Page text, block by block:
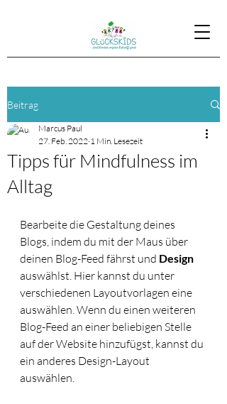
Beitrag
Tipps für Mindfulness im
Alltag
Marcus Paul
27. Feb. 2022 1 Min. Lesezeit
Bearbeite die Gestaltung deines
Blogs, indem du mit der Maus über
deinen Blog-Feed fährst und Design
auswählst. Hier kannst du unter
verschiedenen Layoutvorlagen eine
auswählen. Wenn du einen weiteren
Blog-Feed an einer beliebigen Stelle
auf der Website hinzufügst, kannst du
ein anderes Design-Layout
auswählen.